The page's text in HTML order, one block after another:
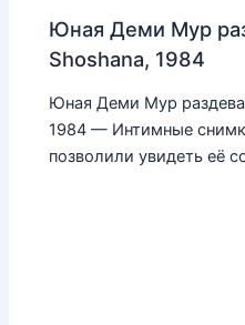
Юная Деми Мур
Shoshana, 1984
Юная Деми Мур
1984 — Интимные
позволили увидеть её